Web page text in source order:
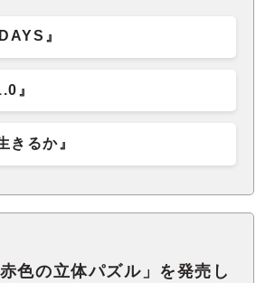
』
』
きるか』
色の立体パズル」を発売し